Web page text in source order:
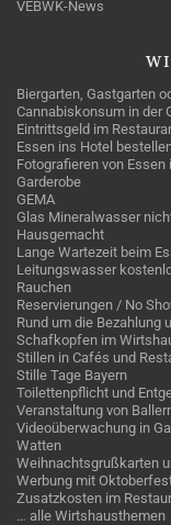
VEBWK-News
Biergarten, Gastgarten
Cannabiskonsum in der
Eintrittsgeld im
Essen ins Hotel
Fotografieren von Essen
Garderobe
GEMA
Glas Mineralwasser
Hausgemacht
Lange Wartezeit beim
Leitungswasser
Rauchen
Reservierungen / No
Rund um die Bezahlung
Schafkopfen im
Stillen in Cafés und
Stille Tage Bayern
Toilettenpflicht und
Veranstaltung von
Videoüberwachung in
Watten
Weihnachtsgrußkarten
Werbung mit
Zusatzkosten im
… alle Wirtshausthemen